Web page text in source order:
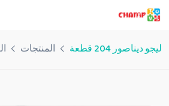
ليجو ديناصور 204 قطعة المنتجات